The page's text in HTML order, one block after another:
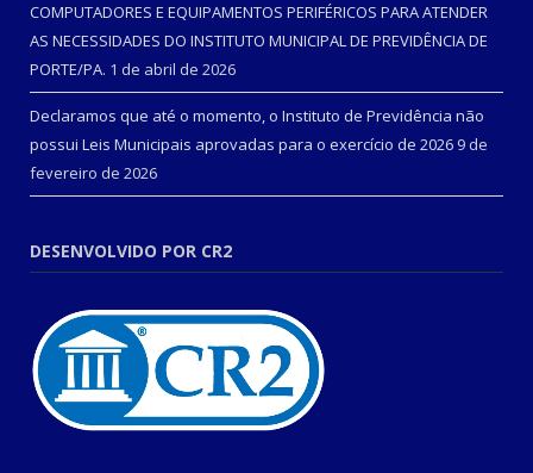
COMPUTADORES E EQUIPAMENTOS PERIFÉRICOS PARA ATENDER
AS NECESSIDADES DO INSTITUTO MUNICIPAL DE PREVIDÊNCIA DE
PORTE/PA. 1 de abril de 2026
Declaramos que até o momento, o Instituto de Previdência não
possui Leis Municipais aprovadas para o exercício de 2026 9 de
fevereiro de 2026
DESENVOLVIDO POR CR2